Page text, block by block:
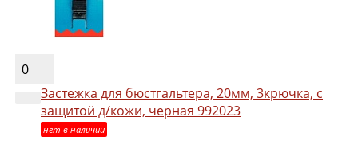
0
Застежка для бюстгальтера, 20мм, 3крючка, с
защитой д/кожи, черная 992023
нет в наличии